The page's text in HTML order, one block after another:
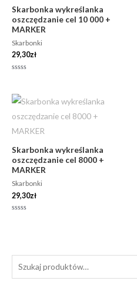
z
Skarbonka wykreślanka
oszczędzanie cel 10 000 +
MARKER
Skarbonki
29,30zł
5
Skarbonka wykreślanka
oszczędzanie cel 8000 +
MARKER
Skarbonki
29,30zł